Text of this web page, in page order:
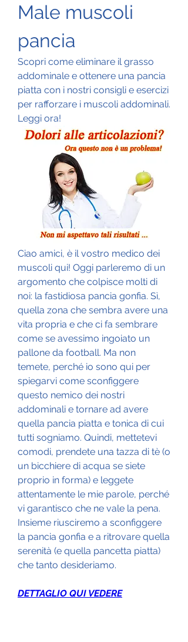
Male muscoli
pancia
Scopri come eliminare il grasso
addominale e ottenere una pancia
piatta con i nostri consigli e esercizi
per rafforzare i muscoli addominali.
Leggi ora!
Ciao amici, è il vostro medico dei
muscoli qui! Oggi parleremo di un
argomento che colpisce molti di
noi: la fastidiosa pancia gonfia. Sì,
quella zona che sembra avere una
vita propria e che ci fa sembrare
come se avessimo ingoiato un
pallone da football. Ma non
temete, perché io sono qui per
spiegarvi come sconfiggere
questo nemico dei nostri
addominali e tornare ad avere
quella pancia piatta e tonica di cui
tutti sogniamo. Quindi, mettetevi
comodi, prendete una tazza di tè (o
un bicchiere di acqua se siete
proprio in forma) e leggete
attentamente le mie parole, perché
vi garantisco che ne vale la pena.
Insieme riusciremo a sconfiggere
la pancia gonfia e a ritrovare quella
serenità (e quella pancetta piatta)
che tanto desideriamo.
DETTAGLIO QUI VEDERE